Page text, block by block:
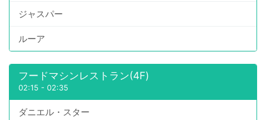
ジャスパー
ルーア
フードマシンレストラン(4F)
02:15 - 02:35
ダニエル・スター